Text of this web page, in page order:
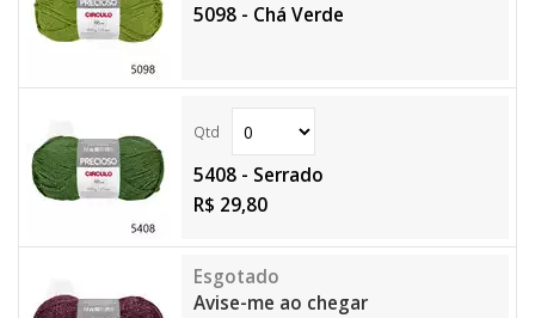
5098 - Chá Verde
5408 - Serrado
R$ 29,80
Avise-me ao chegar